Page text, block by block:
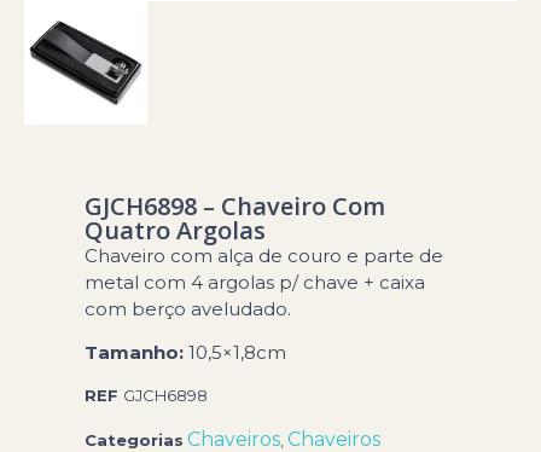
GJCH6898 – Chaveiro Com
Quatro Argolas
Chaveiro com alça de couro e parte de
metal com 4 argolas p/ chave + caixa
com berço aveludado.
Tamanho:10,5×1,8cm
REF GJCH6898
Categorias Chaveiros ,Chaveiros